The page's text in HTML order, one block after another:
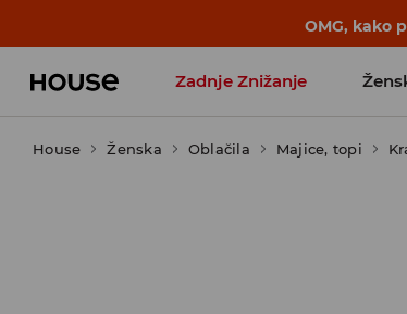
BACK TO SCHOOL📒
Zadnje Znižanje
Favoriti vplivnežev
House Ženska Oblačila Majice, topi